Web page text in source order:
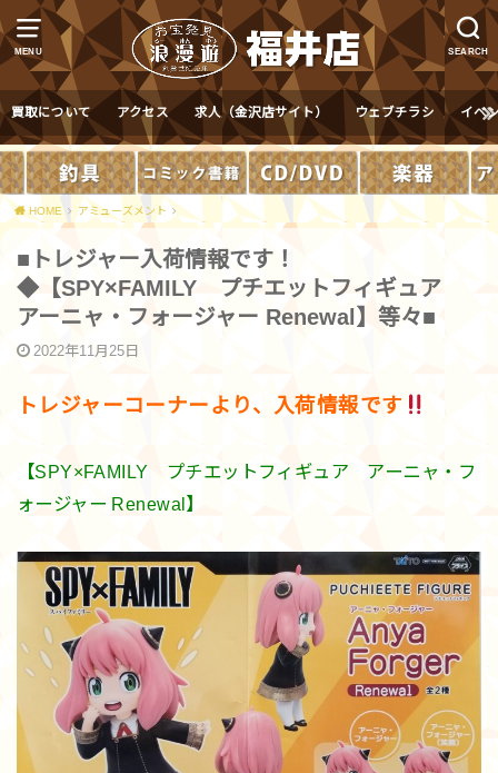
MENU SEARCH
買取について アクセス 求人（金沢店サイト） ウェブチラシ イベ
HOME アミューズメント
■トレジャー入荷情報です！
◆【SPY×FAMILY プチエットフィギュア
アーニャ・フォージャー Renewal】等々■
2022年11月25日
トレジャーコーナーより、入荷情報です
【SPY×FAMILY プチエットフィギュア アーニャ・フ
ォージャー Renewal】